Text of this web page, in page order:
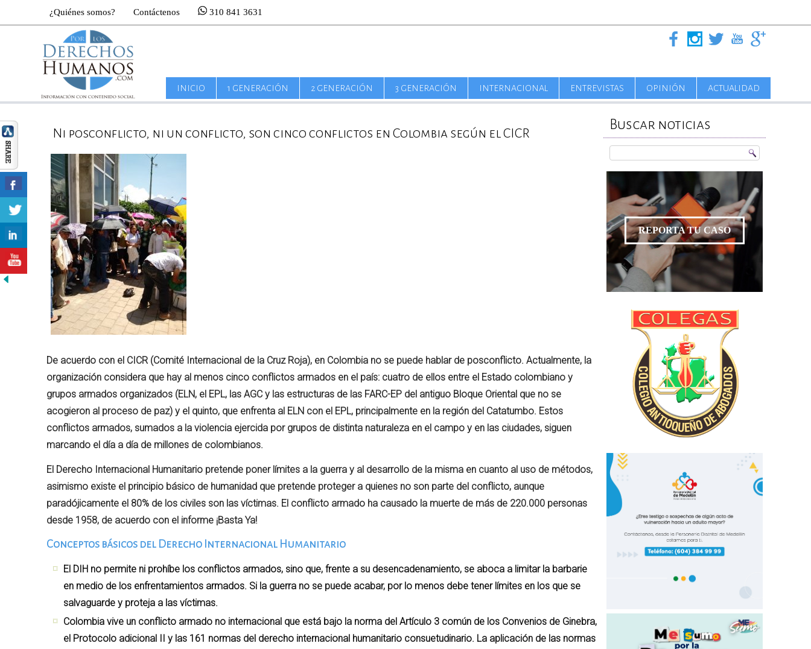
¿Quiénes somos? Contáctenos 310 841 3631
INICIO 1 GENERACIÓN 2 GENERACIÓN 3 GENERACIÓN INTERNACIONAL ENTREVISTAS OPINIÓN ACTUALIDAD
Ni posconflicto, ni un conflicto, son cinco conflictos en Colombia según el CICR
De acuerdo con el CICR (Comité Internacional de la Cruz Roja), en Colombia no se puede hablarde posconflicto. Actualmente, la
organización considera que hay al menos cinco conflictos armados en el país: cuatro de ellos entre el Estado colombiano y
grupos armados organizados (ELN, el EPL, las AGC y las estructuras de las FARC-EP del antiguo Bloque Oriental que no se
acogieron al proceso de paz) y el quinto, que enfrenta al ELN con el EPL, principalmente en la región del Catatumbo. Estos
conflictos armados, sumados a la violencia ejercida por grupos de distinta naturaleza en el campo y en las ciudades, siguen
marcando el día a día de millones de colombianos.
El Derecho Internacional Humanitario pretende poner límites a la guerra y al desarrollo de la misma en cuanto al uso de métodos,
asimismo existe el principio básico de humanidad que pretende protegera quienes no son parte del conflicto, aunque
paradójicamente el 80% de los civiles son las víctimas. El conflicto armado ha causado la muerte de más de 220.000 personas
desde 1958, de acuerdo con el informe ¡Basta Ya!
Conceptos básicos del Derecho Internacional Humanitario
El DIH no permite ni prohíbe los conflictos armados, sino que, frente a su desencadenamiento, se aboca a limitar la barbarie
en medio de los enfrentamientos armados. Si la guerra no se puede acabar, por lo menos debe tener límites en los que se
salvaguarde y proteja a las víctimas.
Colombia vive un conflicto armado no internacional que está bajo la norma del Artículo 3 común de los Convenios de Ginebra,
el Protocolo adicional II y las 161 normas del derecho internacional humanitario consuetudinario. La aplicación de las normas
Buscar noticias
REPORTA TU CASO